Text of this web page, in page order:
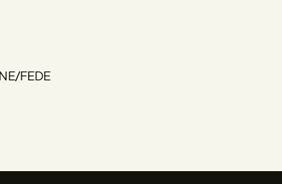
FEDE